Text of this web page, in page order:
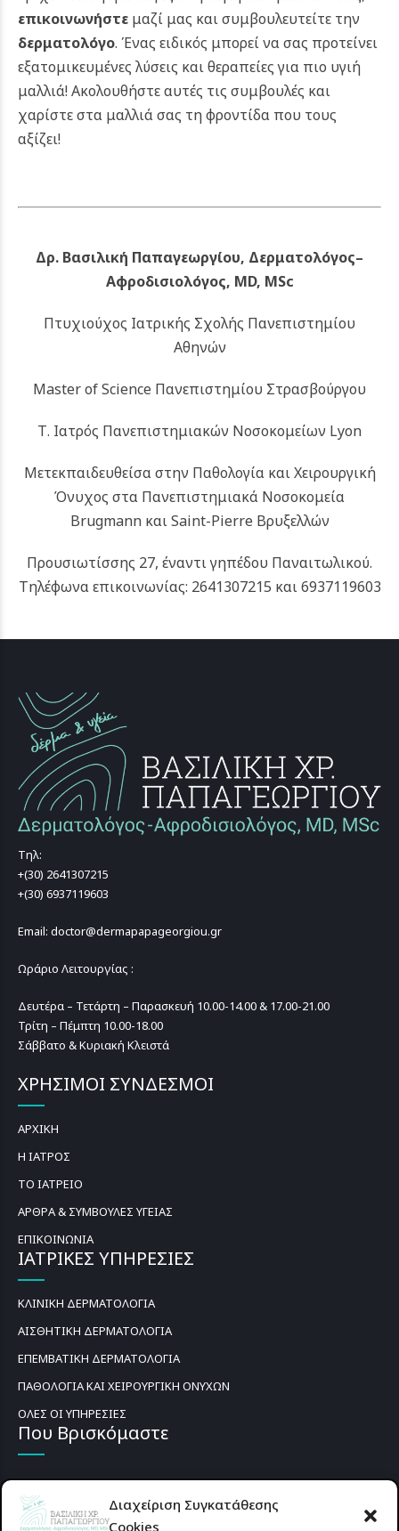
Διαχείριση Συγκατάθεσης
Cookies
επικοινωνήστε μαζί μας και συμβουλευτείτε την
δερματολόγο. Ένας ειδικός μπορεί να σας προτείνει
εξατομικευμένες λύσεις και θεραπείες για πιο υγιή
μαλλιά!Ακολουθήστε αυτές τις συμβουλές και
χαρίστε στα μαλλιά σας τη φροντίδα που τους
αξίζει!
Δρ. Βασιλική Παπαγεωργίου, Δερματολόγος–
Αφροδισιολόγος, MD, MSc
Πτυχιούχος Ιατρικής Σχολής Πανεπιστημίου
Αθηνών
Master of Science Πανεπιστημίου Στρασβούργου
Τ. Ιατρός Πανεπιστημιακών Νοσοκομείων Lyon
Μετεκπαιδευθείσα στην Παθολογία και Χειρουργική
Όνυχος στα Πανεπιστημιακά Νοσοκομεία
Brugmann και Saint-Pierre Βρυξελλών
Προυσιωτίσσης 27, έναντι γηπέδου Παναιτωλικού.
Τηλέφωνα επικοινωνίας: 2641307215 και 6937119603
Τηλ:
+(30) 2641307215
+(30) 6937119603
Email: doctor@dermapapageorgiou.gr
Ωράριο Λειτουργίας :
Δευτέρα – Τετάρτη – Παρασκευή 10.00-14.00 & 17.00-21.00
Τρίτη – Πέμπτη 10.00-18.00
Σάββατο & Κυριακή Κλειστά
ΧΡΗΣΙΜΟΙ ΣΥΝΔΕΣΜΟΙ
ΑΡΧΙΚΗ
Η ΙΑΤΡΟΣ
ΤΟ ΙΑΤΡΕΙΟ
ΑΡΘΡΑ & ΣΥΜΒΟΥΛΕΣ ΥΓΕΙΑΣ
ΕΠΙΚΟΙΝΩΝΙΑ
ΙΑΤΡΙΚΕΣ ΥΠΗΡΕΣΙΕΣ
ΚΛΙΝΙΚΗ ΔΕΡΜΑΤΟΛΟΓΙΑ
ΑΙΣΘΗΤΙΚΗ ΔΕΡΜΑΤΟΛΟΓΙΑ
ΕΠΕΜΒΑΤΙΚΗ ΔΕΡΜΑΤΟΛΟΓΙΑ
ΠΑΘΟΛΟΓΙΑ ΚΑΙ ΧΕΙΡΟΥΡΓΙΚΗ ΟΝΥΧΩΝ
ΟΛΕΣ ΟΙ ΥΠΗΡΕΣΙΕΣ
Που Βρισκόμαστε